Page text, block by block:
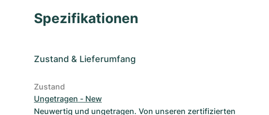
Spezifikationen
Zustand & Lieferumfang
Zustand
Ungetragen - New
Neuwertig und ungetragen. Von unseren zertifizierten